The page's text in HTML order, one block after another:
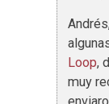
Loop,
muy